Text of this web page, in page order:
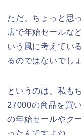
ただ、ちょっと思
店で年始セールな
いう風に考えてい
るのではないでし
というのは、私も
27000の商品を買
の年始セールやク